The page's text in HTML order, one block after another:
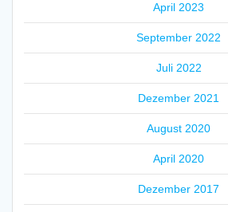
April 2023
September 2022
Juli 2022
Dezember 2021
August 2020
April 2020
Dezember 2017